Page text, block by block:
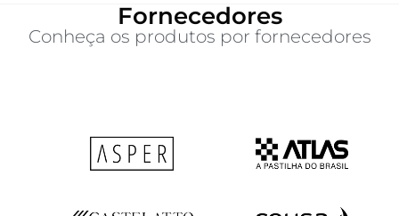
Fornecedores
Conheça os produtos por fornecedores